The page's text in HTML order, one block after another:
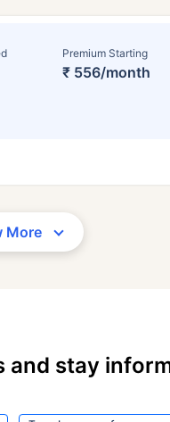
Premium Starting
₹ 556/month
More
and stay